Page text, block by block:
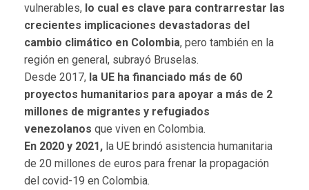
vulnerables, lo cual es clave para contrarrestar las
crecientes implicaciones devastadoras del
cambio climático en Colombia, pero también en la
región en general, subrayó Bruselas.
Desde 2017, la UE ha financiado más de 60
proyectos humanitarios para apoyar a más de 2
millones de migrantes y refugiados
venezolanos que viven en Colombia.
En 2020 y 2021, la UE brindó asistencia humanitaria
de 20 millones de euros para frenar la propagación
del covid-19 en Colombia.